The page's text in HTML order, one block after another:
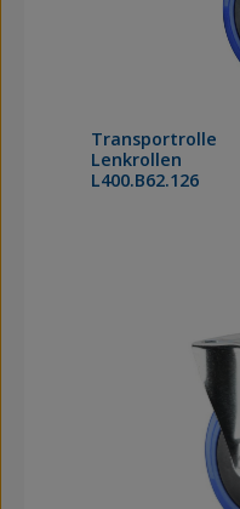
Transportrolle
Lenkrollen
L400.B62.126